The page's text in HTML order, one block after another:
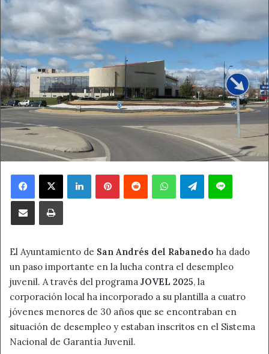
Facebook
X LinkedInPinterestReddit WhatsAppTelegramLine
Compartir por correo electrónicoImprimir
El Ayuntamiento de San Andrés del Rabanedo ha dado
un paso importante en la lucha contra el desempleo
juvenil. A través del programa JOVEL 2025, la
corporación local ha incorporado a su plantilla a cuatro
jóvenes menores de 30 años que se encontraban en
situación de desempleo y estaban inscritos en el Sistema
Nacional de Garantía Juvenil.